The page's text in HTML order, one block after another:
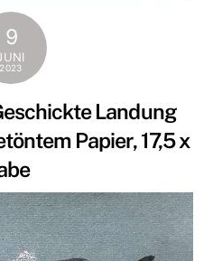
9
2023
Landung
Papier, 17,5 x